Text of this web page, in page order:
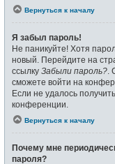
Вернуться к началу
Я забыл пароль!
Не паникуйте! Хотя
новый. Перейдите на
ссылку Забыли пароль?
сможете войти на
Если не удалось
конференции.
Вернуться к началу
Почему мне
пароля?